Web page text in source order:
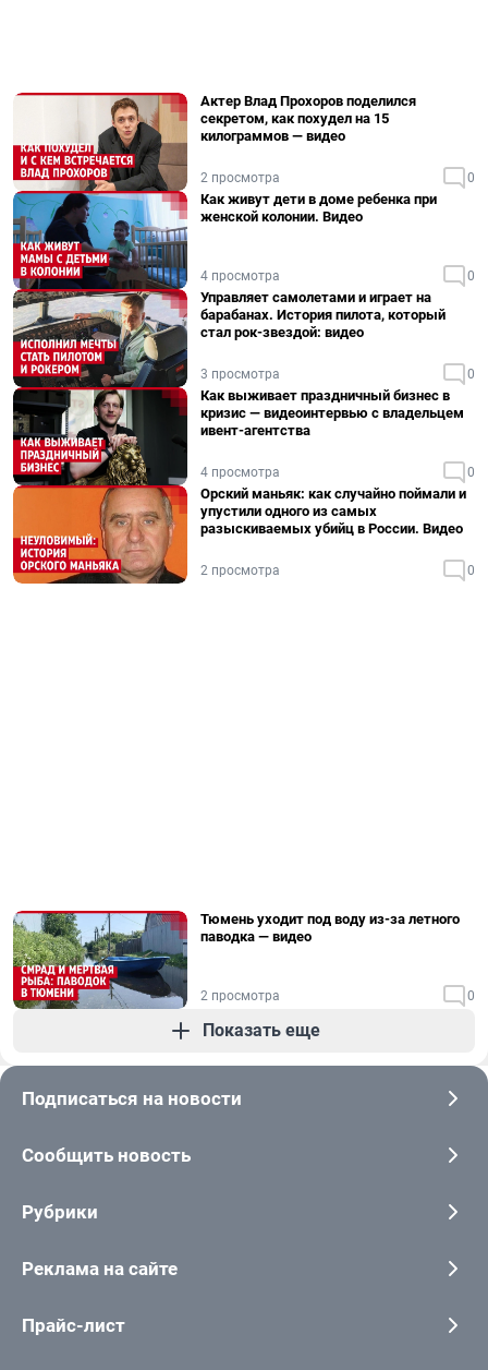
Актер Влад Прохоров поделился
секретом, как похудел на 15
килограммов — видео
2 просмотра 0
Как живут дети в доме ребенка при
женской колонии. Видео
4 просмотра 0
Управляет самолетами и играет на
барабанах. История пилота, который
стал рок-звездой: видео
3 просмотра 0
Как выживает праздничный бизнес в
кризис — видеоинтервью с владельцем
ивент-агентства
4 просмотра 0
Орский маньяк: как случайно поймали и
упустили одного из самых
разыскиваемых убийц в России. Видео
2 просмотра 0
Тюмень уходит под воду из-за летного
паводка — видео
2 просмотра 0
Показать еще
Подписаться на новости
Сообщить новость
Рубрики
Реклама на сайте
Прайс-лист